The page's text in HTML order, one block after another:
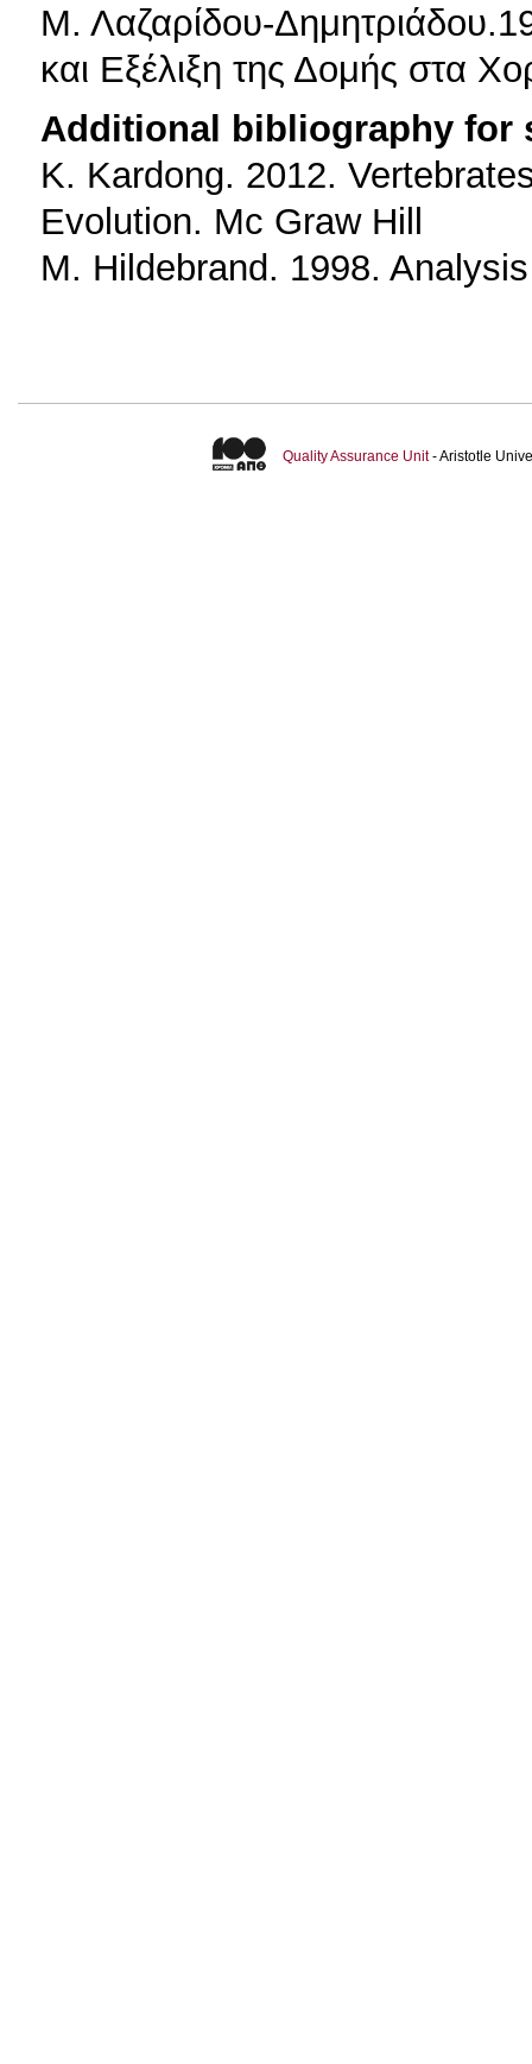
Μ. Λαζαρίδου-
και Εξέλιξη της Δομής στα
Additional bibliography for
K. Kardong. 2012.
Evolution. Mc Graw Hill
M. Hildebrand. 1998.
Quality Assurance Unit- Aristotle